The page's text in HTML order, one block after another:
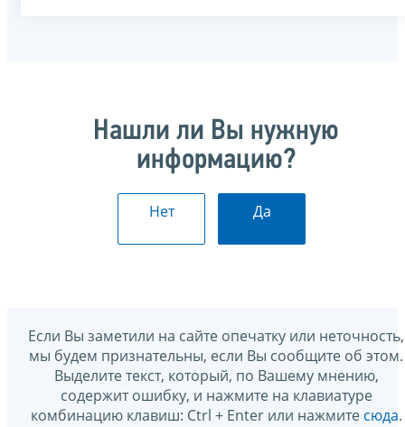
Нашли ли Вы нужную
информацию?
Нет Да
Если Вы заметили на сайте опечатку или неточность,
мы будем признательны, если Вы сообщите об этом.
Выделите текст, который, по Вашему мнению,
содержит ошибку, и нажмите на клавиатуре
комбинацию клавиш: Ctrl + Enter или нажмите сюда.